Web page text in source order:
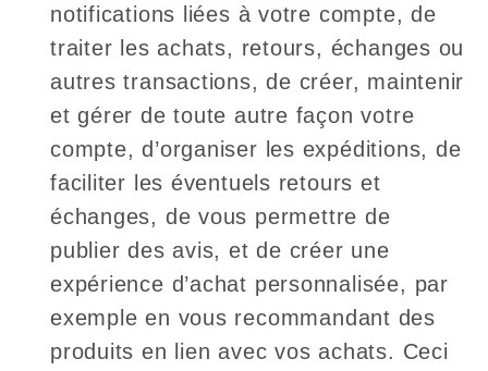
notifications liées à votre compte, de
traiter les achats, retours, échanges ou
autres transactions, de créer, maintenir
et gérer de toute autre façon votre
compte, d’organiser les expéditions, de
faciliter les éventuels retours et
échanges, de vous permettre de
publier des avis, et de créer une
expérience d’achat personnalisée, par
exemple en vous recommandant des
produits en lien avec vos achats. Ceci